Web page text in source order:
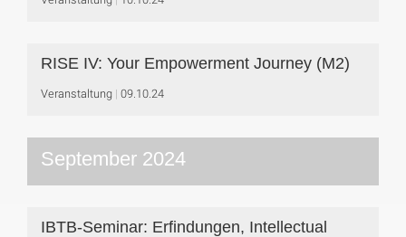
RISE IV: Your Empowerment Journey (M2)
Veranstaltung 09.10.24
September 2024
IBTB-Seminar: Erfindungen, Intellectual